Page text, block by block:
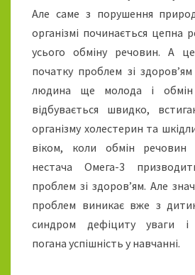
Але саме з порушення
організмі починається цепна
усього обміну речовин. А
початку проблем зі
людина ще молода і
відбувається швидко,
організму холестерин та
віком, коли обмін речовин
нестача Омега-3
проблем зі здоров’ям. Але
проблем виникає вже з
синдром дефіциту уваги і
погана успішність у навчанні.